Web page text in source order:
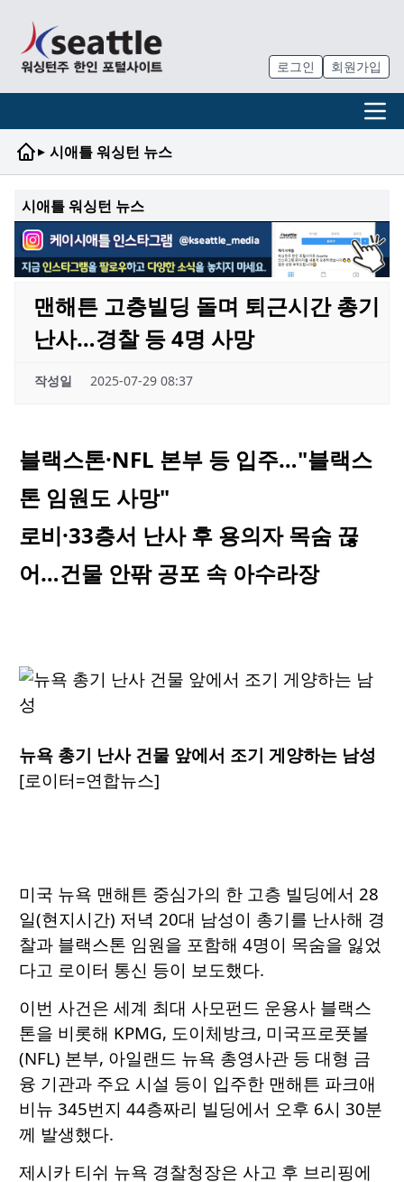
로그인 회원가입
▸ 시애틀 워싱턴 뉴스
시애틀 워싱턴 뉴스
맨해튼 고층빌딩 돌며 퇴근시간 총기
난사…경찰 등 4명 사망
작성일 2025-07-29 08:37
블랙스톤·NFL 본부 등 입주…"블랙스
톤 임원도 사망"
로비·33층서 난사 후 용의자 목숨 끊
어…건물 안팎 공포 속 아수라장
뉴욕 총기 난사 건물 앞에서 조기 게양하는 남성
[로이터=연합뉴스]
미국 뉴욕 맨해튼 중심가의 한 고층 빌딩에서 28
일(현지시간) 저녁 20대 남성이 총기를 난사해 경
찰과 블랙스톤 임원을 포함해 4명이 목숨을 잃었
다고 로이터 통신 등이 보도했다.
이번 사건은 세계 최대 사모펀드 운용사 블랙스
톤을 비롯해 KPMG, 도이체방크, 미국프로풋볼
(NFL) 본부, 아일랜드 뉴욕 총영사관 등 대형 금
융 기관과 주요 시설 등이 입주한 맨해튼 파크애
비뉴 345번지 44층짜리 빌딩에서 오후 6시 30분
께 발생했다.
제시카 티쉬 뉴욕 경찰청장은 사고 후 브리핑에